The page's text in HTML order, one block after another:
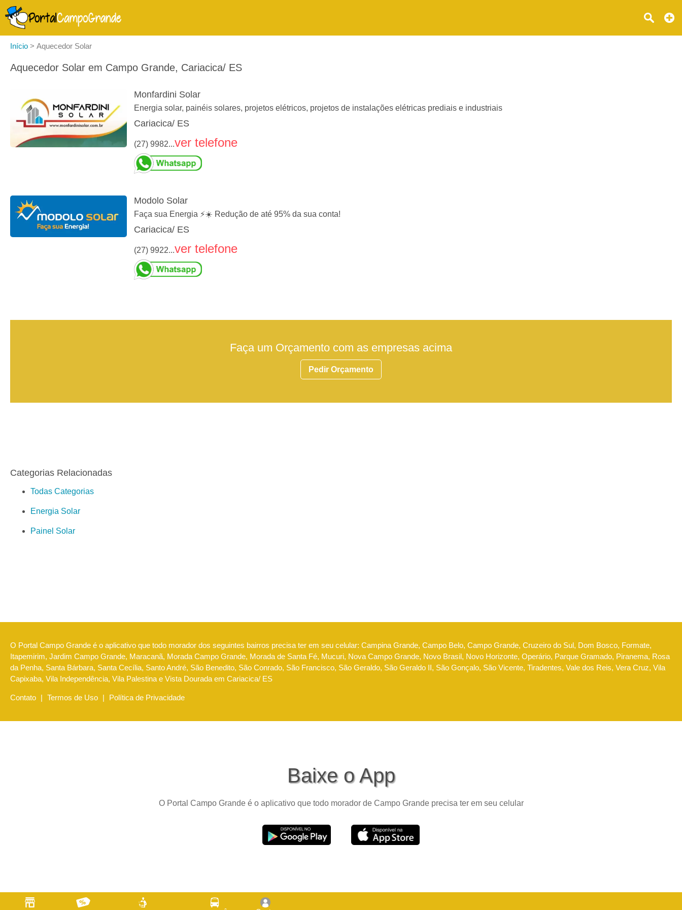
Início > Aquecedor Solar
Aquecedor Solar em Campo Grande, Cariacica/ ES
Monfardini Solar
Energia solar, painéis solares, projetos elétricos, projetos de instalações elétricas prediais e industriais
Cariacica/ ES
(27) 9982...ver telefone
Modolo Solar
Faça sua Energia ⚡☀️ Redução de até 95% da sua conta!
Cariacica/ ES
(27) 9922...ver telefone
Faça um Orçamento com as empresas acima
Pedir Orçamento
Categorias Relacionadas
Todas Categorias
Energia Solar
Painel Solar
O Portal Campo Grande é o aplicativo que todo morador dos seguintes bairros precisa ter em seu celular: Campina Grande, Campo Belo, Campo Grande, Cruzeiro do Sul, Dom Bosco, Formate,
Itapemirim, Jardim Campo Grande, Maracanã, Morada Campo Grande, Morada de Santa Fé, Mucuri, Nova Campo Grande, Novo Brasil, Novo Horizonte, Operário, Parque Gramado, Piranema, Rosa
da Penha, Santa Bárbara, Santa Cecília, Santo André, São Benedito, São Conrado, São Francisco, São Geraldo, São Geraldo II, São Gonçalo, São Vicente, Tiradentes, Vale dos Reis, Vera Cruz, Vila
Capixaba, Vila Independência, Vila Palestina e Vista Dourada em Cariacica/ ES
Contato | Termos de Uso | Política de Privacidade
Baixe o App
O Portal Campo Grande é o aplicativo que todo morador de Campo Grande precisa ter em seu celular